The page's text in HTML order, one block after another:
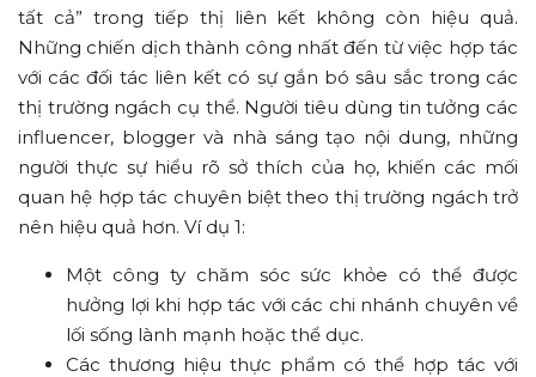
tất cả” trong tiếp thị liên kết không còn hiệu quả.
Những chiến dịch thành công nhất đến từ việc hợp tác
với các đối tác liên kết có sự gắn bó sâu sắc trong các
thị trường ngách cụ thể. Người tiêu dùng tin tưởng các
influencer, blogger và nhà sáng tạo nội dung, những
người thực sự hiểu rõ sở thích của họ, khiến các mối
quan hệ hợp tác chuyên biệt theo thị trường ngách trở
nên hiệu quả hơn. Ví dụ 1:
Một công ty chăm sóc sức khỏe có thể được
hưởng lợi khi hợp tác với các chi nhánh chuyên về
lối sống lành mạnh hoặc thể dục.
Các thương hiệu thực phẩm có thể hợp tác với